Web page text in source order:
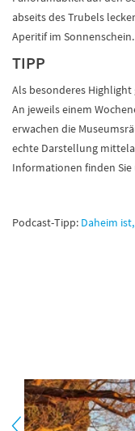
abseits des Trubels
Aperitif im Sonnenschein.
TIPP
Als besonderes
An jeweils einem
erwachen die
echte Darstellung
Informationen finden
Podcast-Tipp: Daheim